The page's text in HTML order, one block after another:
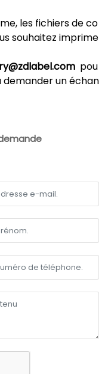
les fichiers de co
souhaitez imprime
pou
un échan